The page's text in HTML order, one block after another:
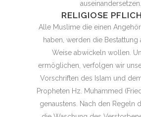
auseinandersetzen.
RELIGIOSE
Alle Muslime die einen
haben, werden die Bestattung
Weise abwickeln wollen.
ermöglichen, verfolgen wir
Vorschriften des Islam und
Propheten Hz. Muhammed
genaustens. Nach den Regeln